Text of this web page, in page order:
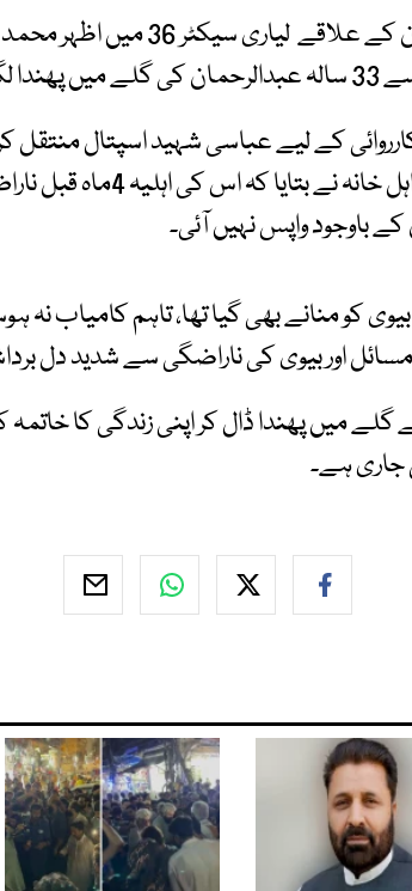
تفصیلات کے مطابق سرجانی ٹاؤن کے
ملی۔
کے لیے عباسی شہید اسپتال منتقل
مطابق متوفی 4 بچوں کا باپ تھا۔ اہل
باوجود واپس نہیں آئی۔
کو منانے بھی گیا تھا، تاہم کامیاب نہ
اور بیوی کی ناراضگی سے شدید دل
میں پھندا ڈال کر اپنی زندگی کا خاتمہ
جاری ہے۔